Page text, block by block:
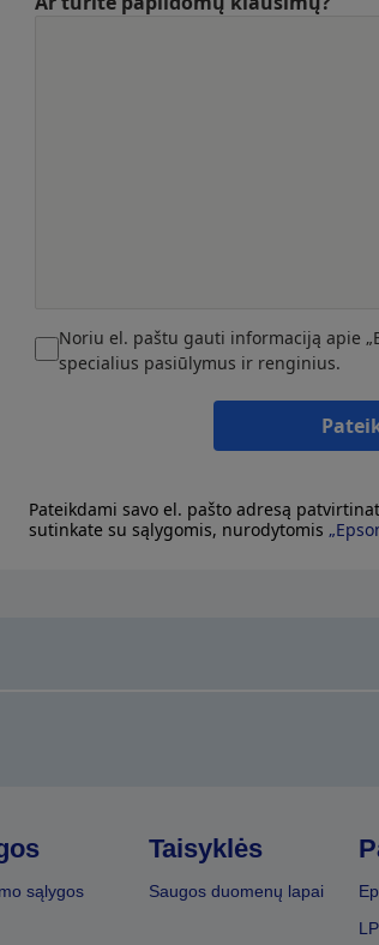
Noriu el. paštu gauti informaciją apie
specialius pasiūlymus ir renginius.
Pateikdami savo el. pašto adresą
sutinkate su sąlygomis, nurodytomis
sąlygos
Taisyklės
Saugos duomenų lapai